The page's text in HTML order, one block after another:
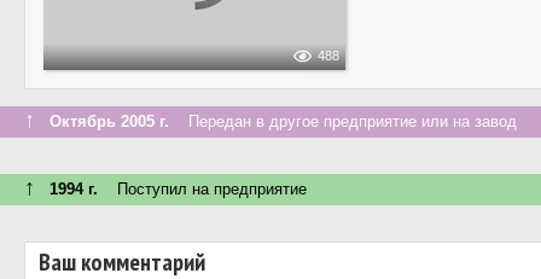
488
↑ Октябрь 2005 г. Передан в другое предприятие или на завод
↑ 1994 г. Поступил на предприятие
Ваш комментарий